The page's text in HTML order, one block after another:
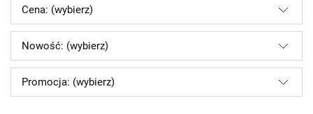
Cena: (wybierz)
Nowość: (wybierz)
Promocja: (wybierz)